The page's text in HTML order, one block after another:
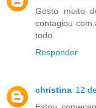
Gosto muito
contagiou com
todo.
Responder
christina 12